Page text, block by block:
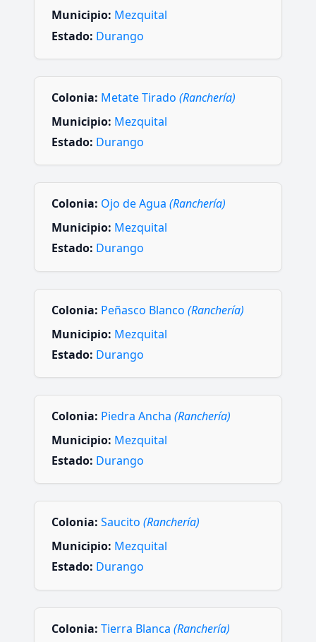
Municipio: Mezquital
Estado: Durango
Colonia: Metate Tirado (Ranchería)
Municipio: Mezquital
Estado: Durango
Colonia: Ojo de Agua (Ranchería)
Municipio: Mezquital
Estado: Durango
Colonia: Peñasco Blanco (Ranchería)
Municipio: Mezquital
Estado: Durango
Colonia: Piedra Ancha (Ranchería)
Municipio: Mezquital
Estado: Durango
Colonia: Saucito (Ranchería)
Municipio: Mezquital
Estado: Durango
Colonia: Tierra Blanca (Ranchería)